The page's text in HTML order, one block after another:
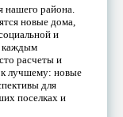
нашего района.
новые дома,
и
каждым
расчеты и
лучшему: новые
для
поселках и